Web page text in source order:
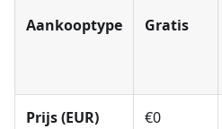
Aankooptype Gratis
Prijs (EUR) €0